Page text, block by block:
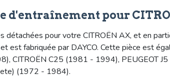
d'entraînement pour
pour votre CITROËN AX, et en
fabriquée par DAYCO. Cette pièce est
CITROËN C25 (1981 - 1994), PEUGEOT
(1972 - 1984).